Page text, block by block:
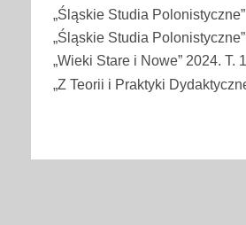
„Śląskie Studia
„Śląskie Studia
„Wieki Stare i Nowe” 2024. T.
„Z Teorii i Praktyki